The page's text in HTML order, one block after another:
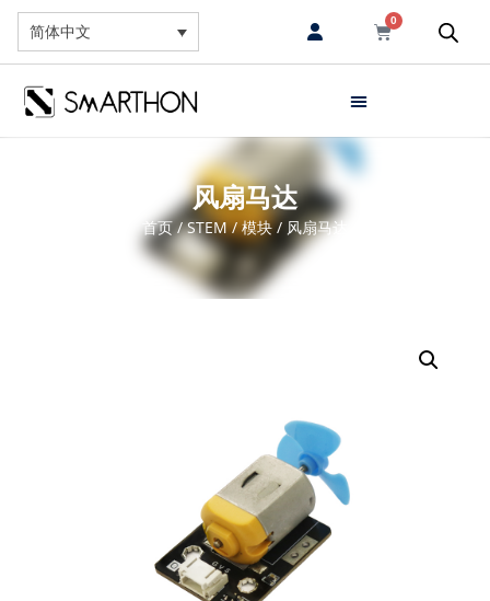
简体中文
0
风扇马达
首页 /STEM/模块/ 风扇马达